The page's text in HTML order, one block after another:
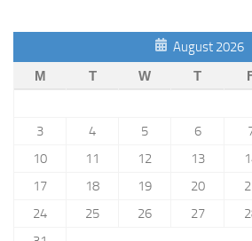
August 2026
M T W T
3
4 5 6
10
11 12 13
17
18 19 20
24
25 26 27